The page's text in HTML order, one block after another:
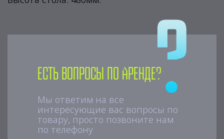
Есть вопросы по аренде?
Мы ответим на все
интересующие вас вопросы по
товару, просто позвоните нам
по телефону